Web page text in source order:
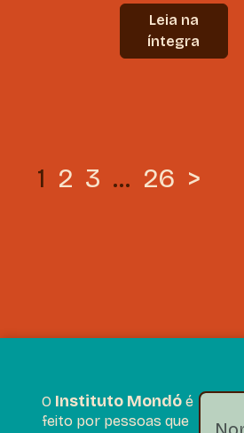
Leia na
íntegra
1 2 3 … 26 >
O Instituto Mondó é
feito por pessoas que